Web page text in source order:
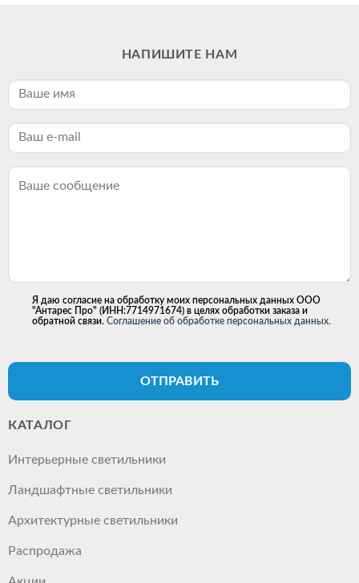
НАПИШИТЕ НАМ
Я даю согласие на обработку моих персональных данных ООО
"Антарес Про" (ИНН:7714971674) в целях обработки заказа и
обратной связи. Соглашение об обработке персональных данных.
ОТПРАВИТЬ
КАТАЛОГ
Интерьерные светильники
Ландшафтные светильники
Архитектурные светильники
Распродажа